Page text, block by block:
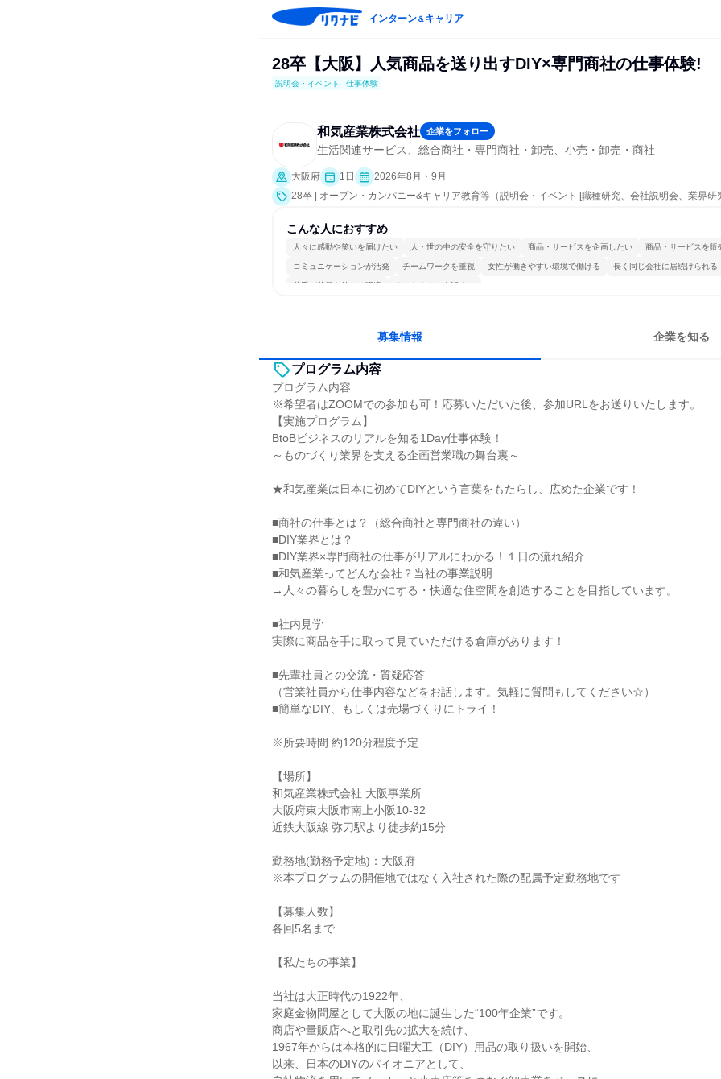
インターン＆キャリア
28卒【大阪】人気商品を送り出すDIY×専門商社の仕事体験!
説明会・イベント 仕事体験
和気産業株式会社 企業をフォロー
生活関連サービス、総合商社・専門商社・卸売、小売・卸売・商社
大阪府 1日
2026年8月・9月
28卒 | オープン・カンパニー&キャリア教育等（説明会・イベント [職種研究、会社説明会、業界研
こんな人におすすめ
人々に感動や笑いを届けたい 人・世の中の安全を守りたい 商品・サービスを企画したい 商品・サービスを販
コミュニケーションが活発 チームワークを重視 女性が働きやすい環境で働ける 長く同じ会社に居続けられる
若手が裁量を持てる環境 人とたくさん会話する
募集情報 企業を知る
プログラム内容
プログラム内容
※希望者はZOOMでの参加も可！応募いただいた後、参加URLをお送りいたします。
【実施プログラム】
BtoBビジネスのリアルを知る1Day仕事体験！
～ものづくり業界を支える企画営業職の舞台裏～
★和気産業は日本に初めてDIYという言葉をもたらし、広めた企業です！
■商社の仕事とは？（総合商社と専門商社の違い）
■DIY業界とは？
■DIY業界×専門商社の仕事がリアルにわかる！１日の流れ紹介
■和気産業ってどんな会社？当社の事業説明
→人々の暮らしを豊かにする・快適な住空間を創造することを目指しています。
■社内見学
実際に商品を手に取って見ていただける倉庫があります！
■先輩社員との交流・質疑応答
（営業社員から仕事内容などをお話します。気軽に質問もしてください☆）
■簡単なDIY、もしくは売場づくりにトライ！
※所要時間 約120分程度予定
【場所】
和気産業株式会社 大阪事業所
大阪府東大阪市南上小阪10-32
近鉄大阪線 弥刀駅より徒歩約15分
勤務地(勤務予定地)：大阪府
※本プログラムの開催地ではなく入社された際の配属予定勤務地です
【募集人数】
各回5名まで
【私たちの事業】
当社は大正時代の1922年、
家庭金物問屋として大阪の地に誕生した“100年企業”です。
商店や量販店へと取引先の拡大を続け、
1967年からは本格的に日曜大工（DIY）用品の取り扱いを開始、
以来、日本のDIYのパイオニアとして、